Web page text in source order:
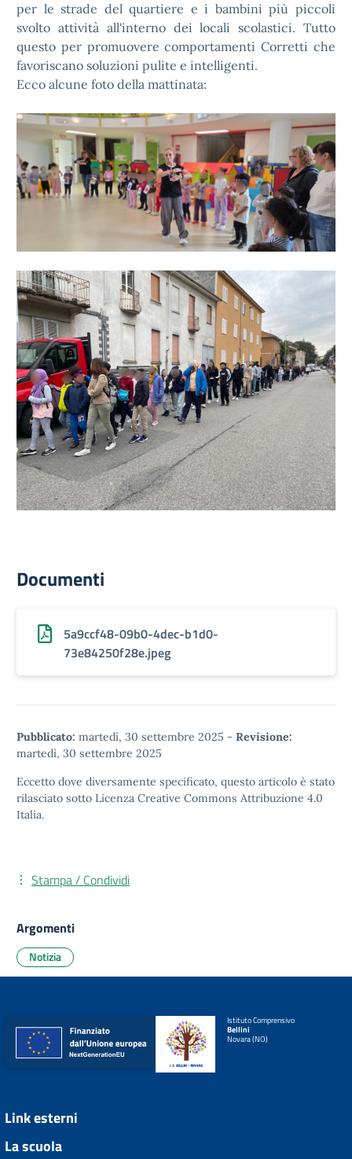
per le strade del quartiere e i bambini più piccoli
svolto attività all'interno dei locali scolastici. Tutto
questo per promuovere comportamenti Corretti che
favoriscano soluzioni pulite e intelligenti.
Ecco alcune foto della mattinata:
Documenti
5a9ccf48-09b0-4dec-b1d0-
73e84250f28e.jpeg
Pubblicato: martedì, 30 settembre 2025 - Revisione:
martedì, 30 settembre 2025
Eccetto dove diversamente specificato, questo articolo è stato
rilasciato sotto Licenza Creative Commons Attribuzione 4.0
Italia.
Stampa / Condividi
Argomenti
Notizia
Istituto Comprensivo
Bellini
Novara (NO)
Link esterni
La scuola